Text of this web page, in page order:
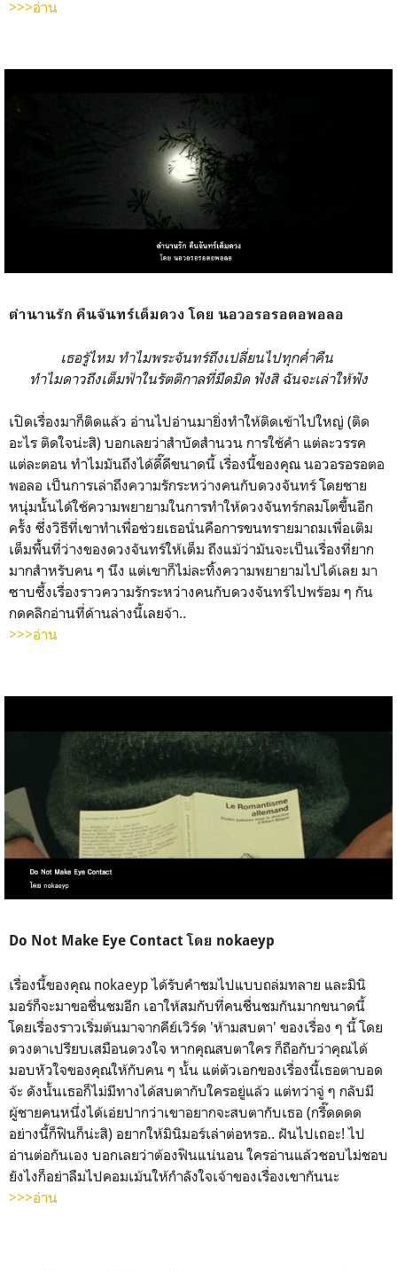
>>>อ่าน
ตำนานรัก คืนจันทร์เต็มดวง โดย นอวอรอรอตอพอลอ
เธอรู้ไหม ทำไมพระจันทร์ถึงเปลี่ยนไปทุกค่ำคืน
ทำไมดาวถึงเต็มฟ้าในรัตติกาลที่มืดมิด ฟังสิ ฉันจะเล่าให้ฟัง
เปิดเรื่องมาก็ติดแล้ว อ่านไปอ่านมายิ่งทำให้ติดเข้าไปใหญ่ (ติด
อะไร ติดใจน่ะสิ) บอกเลยว่าสำบัดสำนวน การใช้คำ แต่ละวรรค
แต่ละตอน ทำไมมันถึงได้ดี๊ดีขนาดนี้ เรื่องนี้ของคุณ นอวอรอรอตอ
พอลอ เป็นการเล่าถึงความรักระหว่างคนกับดวงจันทร์ โดยชาย
หนุ่มนั้นได้ใช้ความพยายามในการทำให้ดวงจันทร์กลมโตขึ้นอีก
ครั้ง ซึ่งวิธีที่เขาทำเพื่อช่วยเธอนั่นคือการขนทรายมาถมเพื่อเติม
เต็มพื้นที่ว่างของดวงจันทร์ให้เต็ม ถึงแม้ว่ามันจะเป็นเรื่องที่ยาก
มากสำหรับคน ๆ นึง แต่เขาก็ไม่ละทิ้งความพยายามไปได้เลย มา
ซาบซึ้งเรื่องราวความรักระหว่างคนกับดวงจันทร์ไปพร้อม ๆ กัน
กดคลิกอ่านที่ด้านล่างนี้เลยจ้า..
>>>อ่าน
Do Not Make Eye Contact โดย nokaeyp
เรื่องนี้ของคุณ nokaeyp ได้รับคำชมไปแบบถล่มทลาย และมินิ
มอร์ก็จะมาขอชื่นชมอีก เอาให้สมกับที่คนชื่นชมกันมากขนาดนี้
โดยเรื่องราวเริ่มต้นมาจากคีย์เวิร์ด 'ห้ามสบตา' ของเรื่อง ๆ นี้ โดย
ดวงตาเปรียบเสมือนดวงใจ หากคุณสบตาใคร ก็ถือกับว่าคุณได้
มอบหัวใจของคุณให้กับคน ๆ นั้น แต่ตัวเอกของเรื่องนี้เธอตาบอด
จ้ะ ดังนั้นเธอก็ไม่มีทางได้สบตากับใครอยู่แล้ว แต่ทว่าจู่ ๆ กลับมี
ผู้ชายคนหนึ่งได้เอ่ยปากว่าเขาอยากจะสบตากับเธอ (กรี๊ดดดด
อย่างนี้ก็ฟินก็น่ะสิ) อยากให้มินิมอร์เล่าต่อหรอ.. ฝันไปเถอะ! ไป
อ่านต่อกันเอง บอกเลยว่าต้องฟินแน่นอน ใครอ่านแล้วชอบไม่ชอบ
ยังไงก็อย่าลืมไปคอมเม้นให้กำลังใจเจ้าของเรื่องเขากันนะ
>>>อ่าน